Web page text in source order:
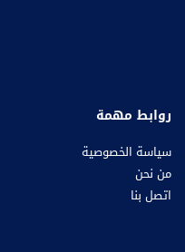
روابط مهمة
سياسة الخصوصية
من نحن
اتصل بنا